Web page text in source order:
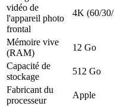
vidéo de
l'appareil photo
frontal
4K (60/
Mémoire vive
(RAM)
12 Go
Capacité de
stockage
512 Go
Fabricant du
processeur
Apple